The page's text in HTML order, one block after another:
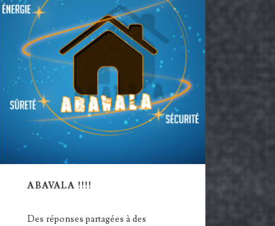
principale
ABAVALA !!!!
Des réponses partagées à des